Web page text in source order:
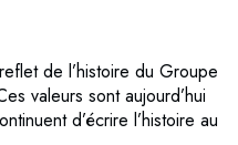
de l’histoire du Groupe
valeurs sont aujourd’hui
d’écrire l’histoire au